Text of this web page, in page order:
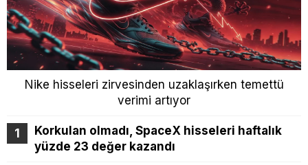
Nike hisseleri zirvesinden uzaklaşırken temettü
verimi artıyor
Korkulan olmadı, SpaceX hisseleri haftalık
yüzde 23 değer kazandı